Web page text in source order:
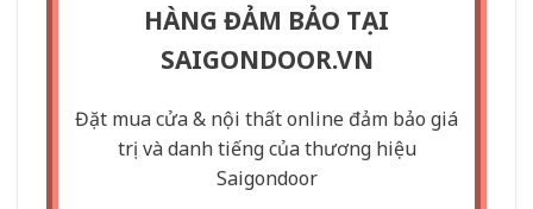
HÀNG ĐẢM BẢO TẠI
SAIGONDOOR.VN
Đặt mua cửa & nội thất online đảm bảo giá
trị và danh tiếng của thương hiệu
Saigondoor